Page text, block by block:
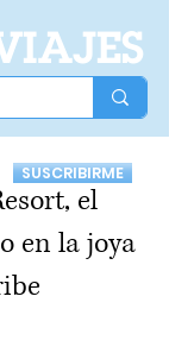
SUSCRIBIRME
el
en la joya